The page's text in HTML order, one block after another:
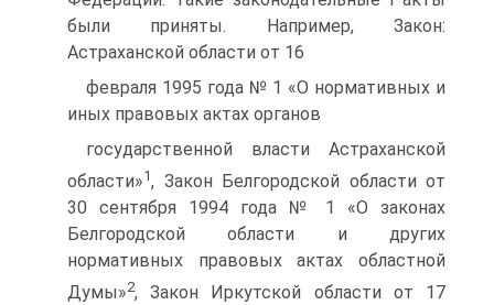
были приняты. Например, Закон:
Астраханской области от 16
февраля 1995 года № 1 «О нормативных и
иных правовых актах органов
государственной власти Астраханской
области»1, Закон Белгородской области от
30 сентября 1994 года № 1 «О законах
Белгородской области и других
нормативных правовых актах областной
Думы»2, Закон Иркутской области от 17